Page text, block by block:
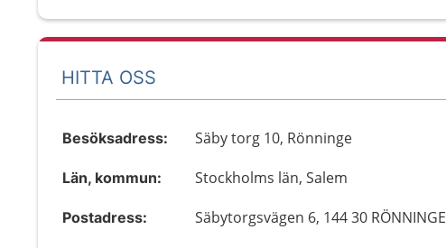
HITTA OSS
Besöksadress: Säby torg 10, Rönninge
Län, kommun: Stockholms län, Salem
Postadress: Säbytorgsvägen 6, 144 30 RÖNNINGE